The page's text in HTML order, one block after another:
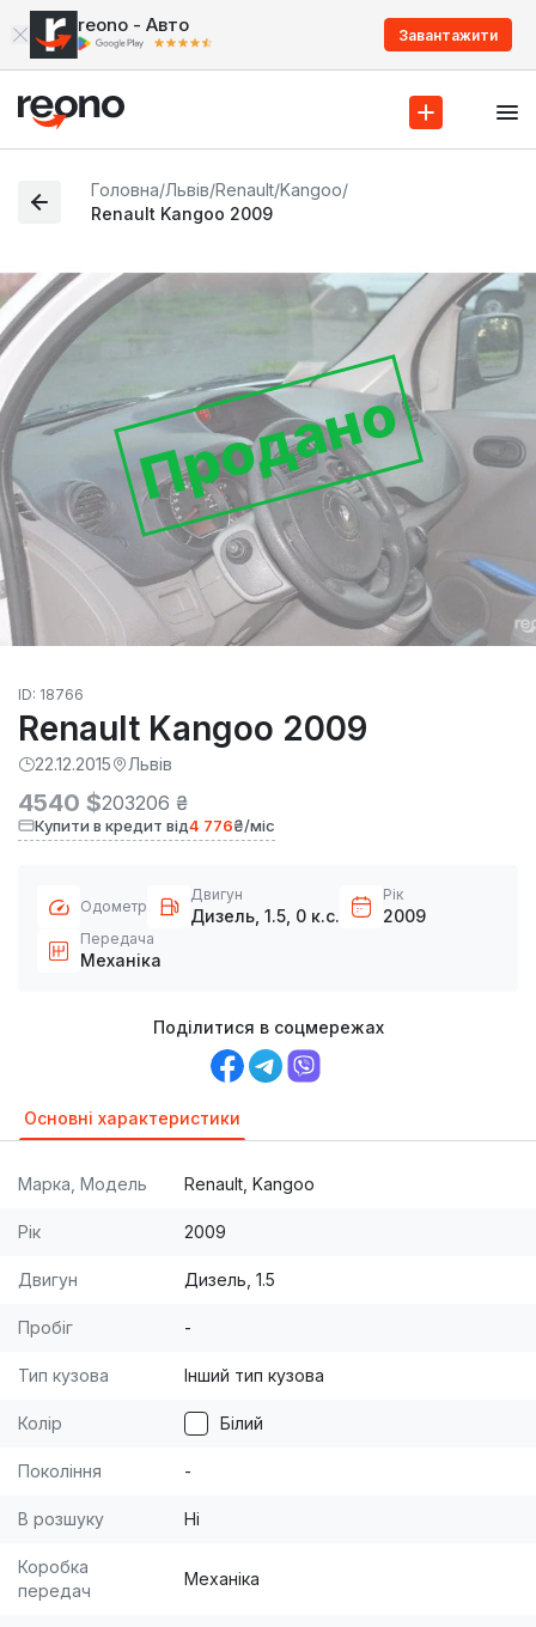
reono - Авто Завантажити
Головна/Львів/Renault/Kangoo/
Renault Kangoo 2009
Продано
ID: 18766
Renault Kangoo 2009
22.12.2015 Львів
4540 $203206 ₴
Купити в кредит від4 776₴/міс
Одометр
Двигун
Дизель, 1.5, 0 к.с.
Рік
2009
Передача
Механіка
Поділитися в соцмережах
Основні характеристики
Марка, Модель Renault, Kangoo
Рік 2009
Двигун Дизель, 1.5
Пробіг -
Тип кузова Інший тип кузова
Колір Білий
Покоління -
В розшуку Ні
Коробка
передач
Механіка